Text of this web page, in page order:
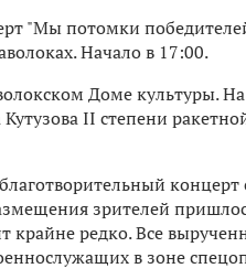
"Мы потомки
Начало в 17:00.
Доме культуры.
II степени
концерт
зрителей
крайне редко. Все
в зоне